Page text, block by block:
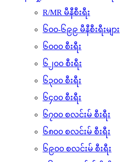
R/MR မီနီစီးရီး
၆၀၀-၆၉၉ မီနီစီးရီးများ
၆၀၀၀ စီးရီး
၆၂၀၀ စီးရီး
၆၃၀၀ စီးရီး
၆၄၀၀ စီးရီး
၆၇၀၀ စလင်းမ် စီးရီး
၆၈၀၀ စလင်းမ် စီးရီး
၆၉၀၀ စလင်းမ် စီးရီး